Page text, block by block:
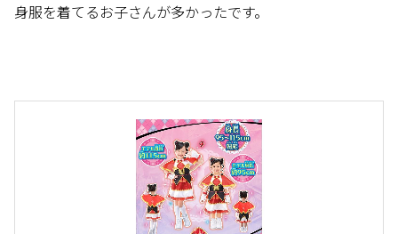
身服を着てるお子さんが多かったです。